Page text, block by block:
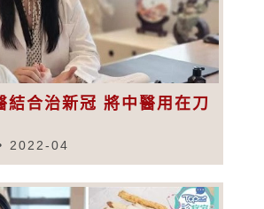
結合治新冠 將中醫用在刀
2022-04